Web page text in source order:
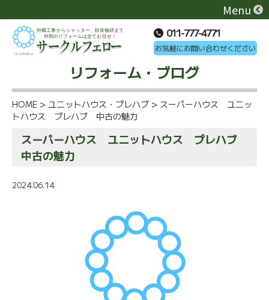
Menu
011-777-4771
お気軽にお問い合わせください
リフォーム・ブログ
HOME > ユニットハウス・プレハブ > スーパーハウス ユニッ
トハウス プレハブ 中古の魅力
スーパーハウス ユニットハウス プレハブ
中古の魅力
2024.06.14